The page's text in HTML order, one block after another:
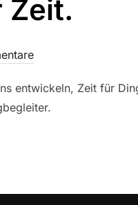
Zeit.
entwickeln, Zeit für